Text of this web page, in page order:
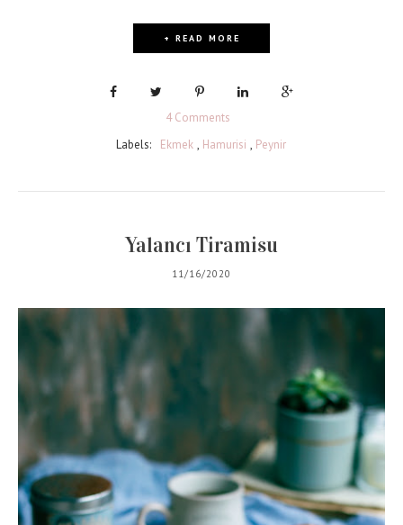
+ READ MORE
4 Comments
Labels:
Ekmek , Hamurisi , Peynir
Yalancı Tiramisu
11/16/2020